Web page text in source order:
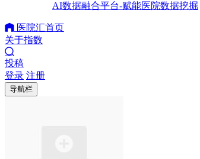
AI数据融合平台-赋能医院数据挖掘
医院汇首页
关于指数
投稿
登录 注册
导航栏